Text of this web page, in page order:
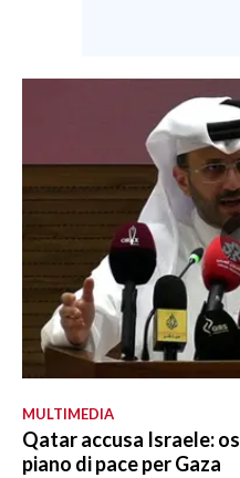
MULTIMEDIA
Qatar accusa Israele:
piano di pace per Gaza